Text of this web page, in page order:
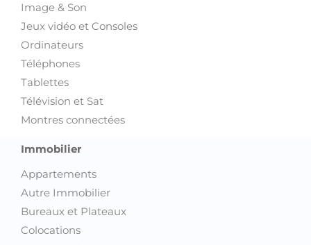
Image & Son
Jeux vidéo et Consoles
Ordinateurs
Téléphones
Tablettes
Télévision et Sat
Montres connectées
Immobilier
Appartements
Autre Immobilier
Bureaux et Plateaux
Colocations